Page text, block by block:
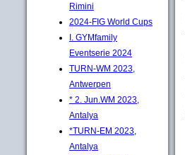
Rimini
2024-FIG World Cups
I. GYMfamily
Eventserie 2024
TURN-WM 2023,
Antwerpen
* 2. Jun.WM 2023,
Antalya
*TURN-EM 2023,
Antalya